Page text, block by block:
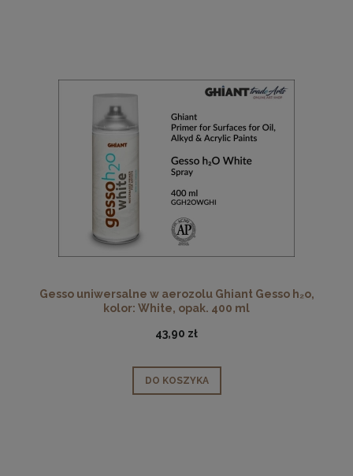
Gesso uniwersalne w aerozolu Ghiant Gesso h₂o,
kolor: White, opak. 400 ml
43,90 zł
DO KOSZYKA